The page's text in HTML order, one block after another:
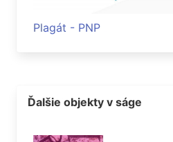
Plagát - PNP
Ďalšie objekty v ságe